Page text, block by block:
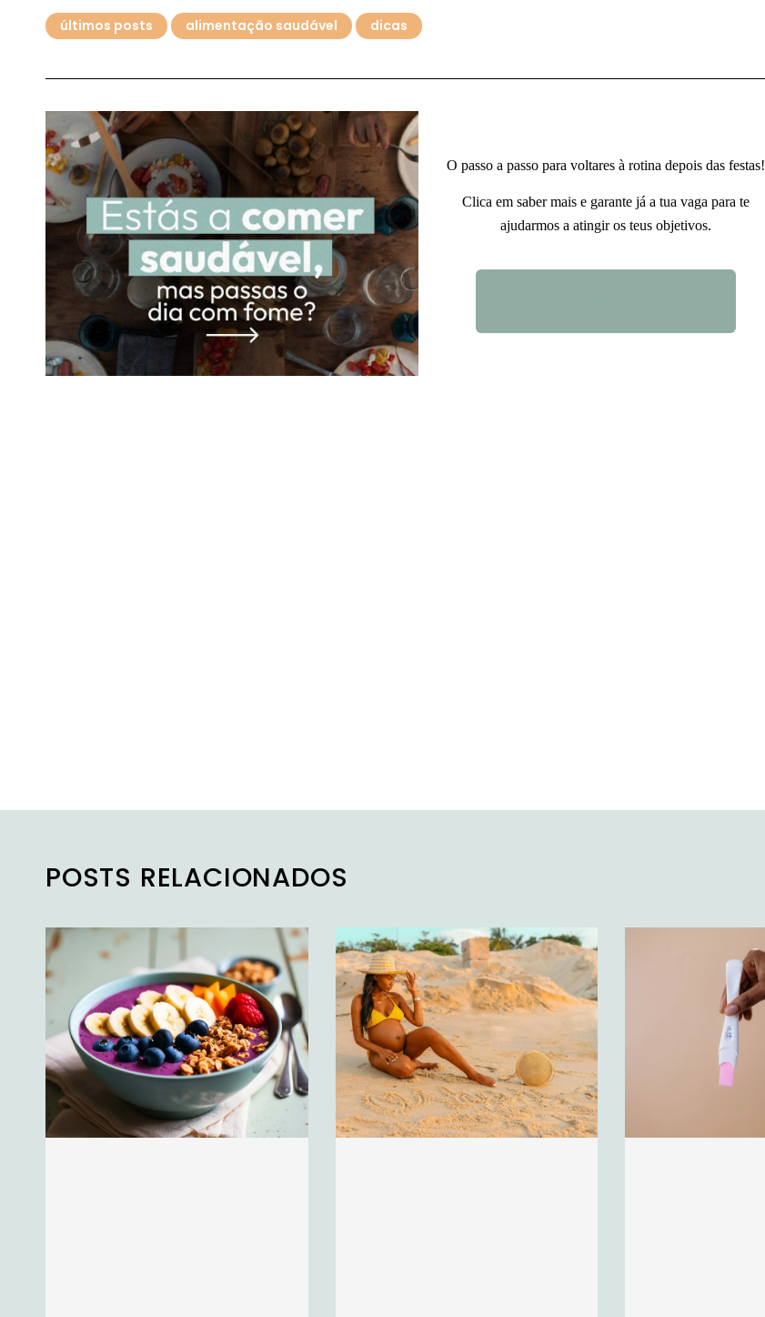
últimos posts alimentação saudável dicas
O passo a passo para voltares à rotina depois das festas!
Clica em saber mais e garante já a tua vaga para te
ajudarmos a atingir os teus objetivos.
POSTS RELACIONADOS